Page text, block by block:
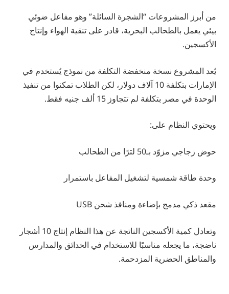
من أبرز المشروعات “الشجرة السائلة” وهو مفاعل ضوئي
بيئي يعمل بالطحالب البحرية، قادر على تنقية الهواء وإنتاج
الأكسجين.
يُعد المشروع نسخة منخفضة التكلفة من نموذج يُستخدم في
الإمارات بتكلفة 10 آلاف دولار، لكن الطلاب تمكنوا من تنفيذ
الوحدة في مصر بتكلفة لم تتجاوز 15 ألف جنيه فقط.
ويحتوي النظام على:
حوض زجاجي مزوّد بـ50 لترًا من الطحالب
وحدة طاقة شمسية لتشغيل المفاعل باستمرار
مقعد ذكي مدمج بإضاءة ومنافذ شحن USB
وتعادل كمية الأكسجين الناتجة عن هذا النظام إنتاج 10 أشجار
ناضجة، ما يجعله مناسبًا للاستخدام في الحدائق والمدارس
والمناطق الحضرية المزدحمة.